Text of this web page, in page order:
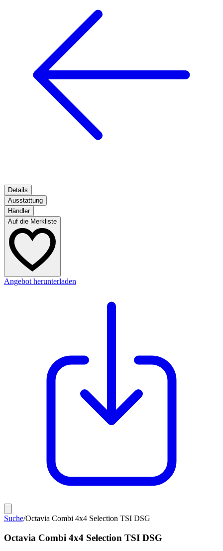
Details
Ausstattung
Händler
Auf die Merkliste
Angebot herunterladen
Suche/Octavia Combi 4x4 Selection TSI DSG
Octavia Combi 4x4 Selection TSI DSG